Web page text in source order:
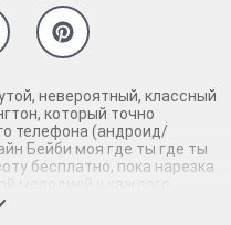
невероятный, классный
который точно
телефона (андроид/
Бейби моя где ты где ты
бесплатно, пока нарезка
мелодией у каждого
скачает бесплатно сей